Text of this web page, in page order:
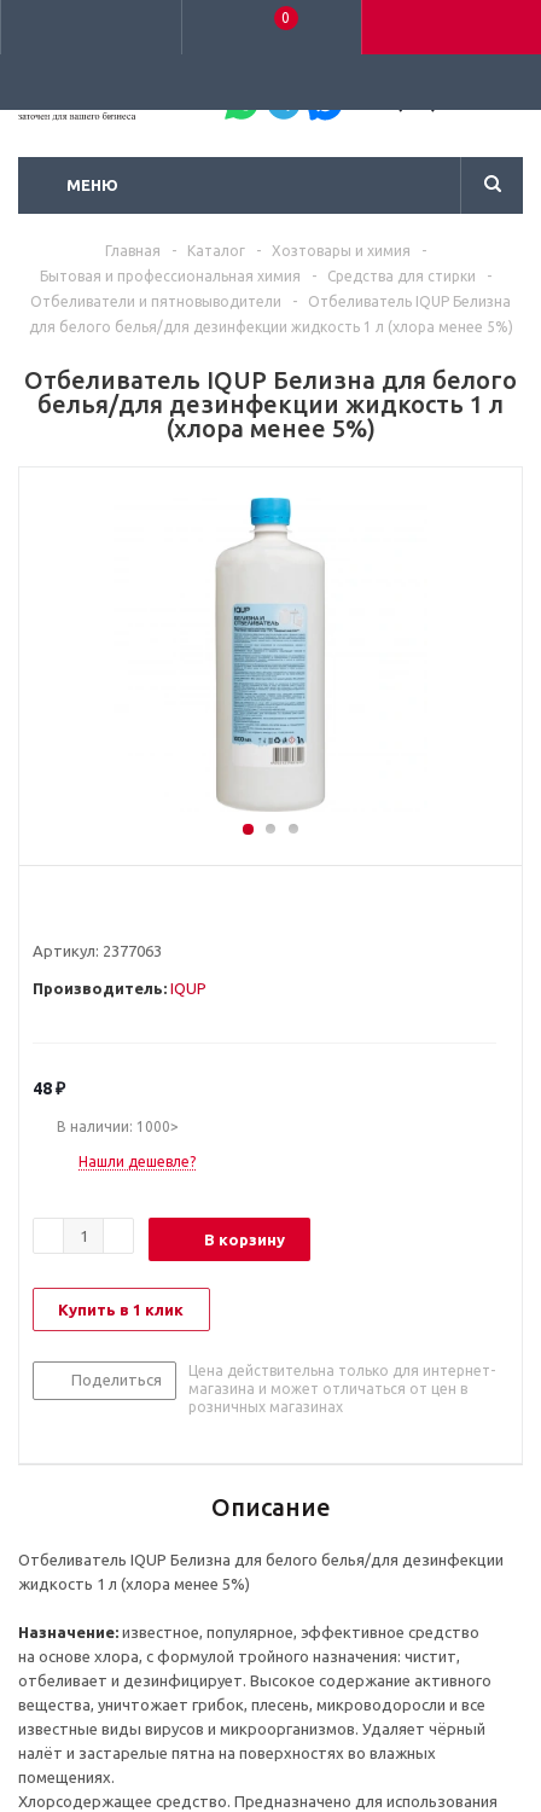
0
МЕНЮ
Главная - Каталог - Хозтовары и химия
-
Бытовая и профессиональная химия
- Средства для стирки
-
Отбеливатели и пятновыводители
-
Отбеливатель IQUP Белизна
для белого белья/для дезинфекции жидкость 1 л (хлора менее 5%)
Отбеливатель IQUP Белизна для белого
белья/для дезинфекции жидкость 1 л
(хлора менее 5%)
Артикул: 2377063
Производитель: IQUP
48₽
В наличии: 1000>
Нашли дешевле?
В корзину
Купить в 1 клик
Поделиться
Цена действительна только для интернет-
магазина и может отличаться от цен в
розничных магазинах
Описание
Отбеливатель IQUP Белизна для белого белья/для дезинфекции
жидкость 1 л (хлора менее 5%)
Назначение: известное, популярное, эффективное средство
на основе хлора, с формулой тройного назначения: чистит,
отбеливает и дезинфицирует. Высокое содержание активного
вещества, уничтожает грибок, плесень, микроводоросли и все
известные виды вирусов и микроорганизмов. Удаляет чёрный
налёт и застарелые пятна на поверхностях во влажных
помещениях.
Хлорсодержащее средство. Предназначено для использования